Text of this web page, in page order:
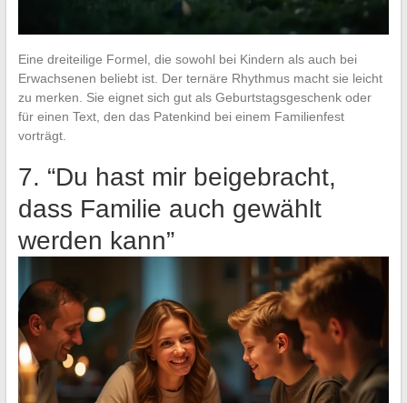
Eine dreiteilige Formel, die sowohl bei Kindern als auch bei
Erwachsenen beliebt ist. Der ternäre Rhythmus macht sie leicht
zu merken. Sie eignet sich gut als Geburtstagsgeschenk oder
für einen Text, den das Patenkind bei einem Familienfest
vorträgt.
7. “Du hast mir beigebracht,
dass Familie auch gewählt
werden kann”